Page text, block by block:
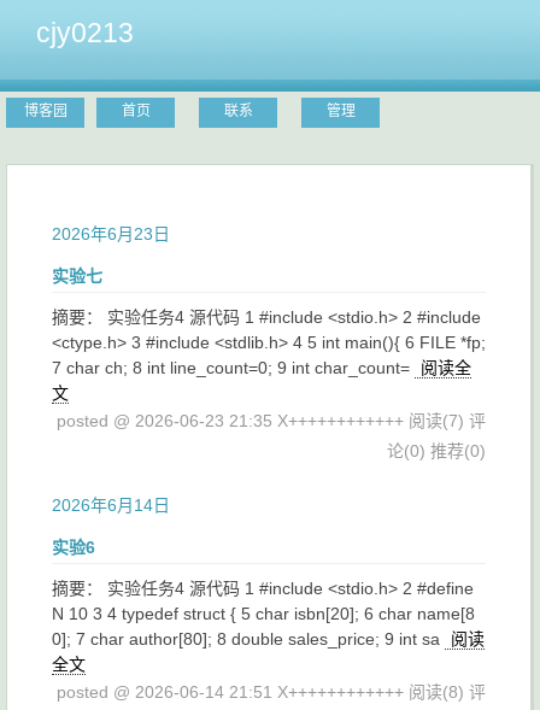
cjy0213
博客园 首页 联系 管理
2026年6月23日
实验七
摘要： 实验任务4 源代码 1 #include <stdio.h> 2 #include
<ctype.h> 3 #include <stdlib.h> 4 5 int main(){ 6 FILE *fp;
7 char ch; 8 int line_count=0; 9 int char_count=
阅读全
文
posted @ 2026-06-23 21:35 X++++++++++++ 阅读(7) 评
论(0) 推荐(0)
2026年6月14日
实验6
摘要： 实验任务4 源代码 1 #include <stdio.h> 2 #define
N 10 3 4 typedef struct { 5 char isbn[20]; 6 char name[8
0]; 7 char author[80]; 8 double sales_price; 9 int sa
阅读
全文
posted @ 2026-06-14 21:51 X++++++++++++ 阅读(8) 评